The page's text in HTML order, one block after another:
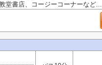
堂書店、コージーコーナーなど...